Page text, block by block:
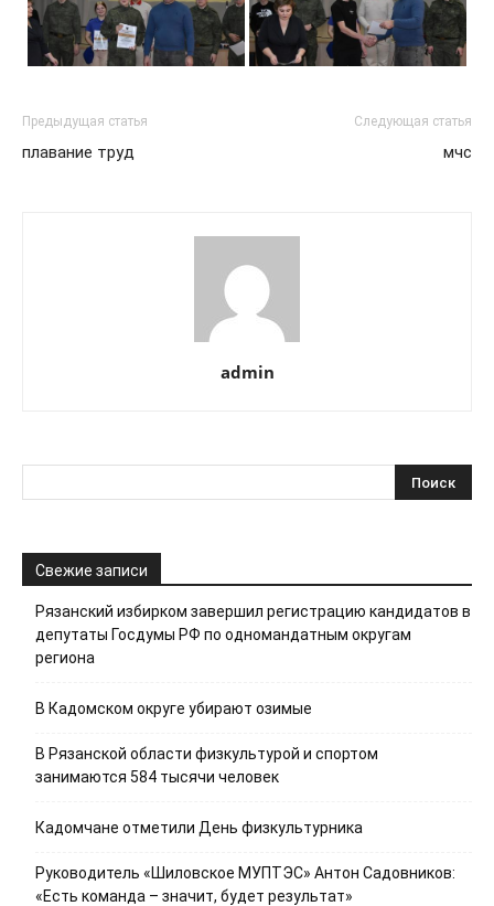
Предыдущая статья
плавание труд
Следующая статья
мчс
admin
Свежие записи
Рязанский избирком завершил регистрацию кандидатов в
депутаты Госдумы РФ по одномандатным округам
региона
В Кадомском округе убирают озимые
В Рязанской области физкультурой и спортом
занимаются 584 тысячи человек
Кадомчане отметили День физкультурника
Руководитель «Шиловское МУПТЭС» Антон Садовников:
«Есть команда – значит, будет результат»